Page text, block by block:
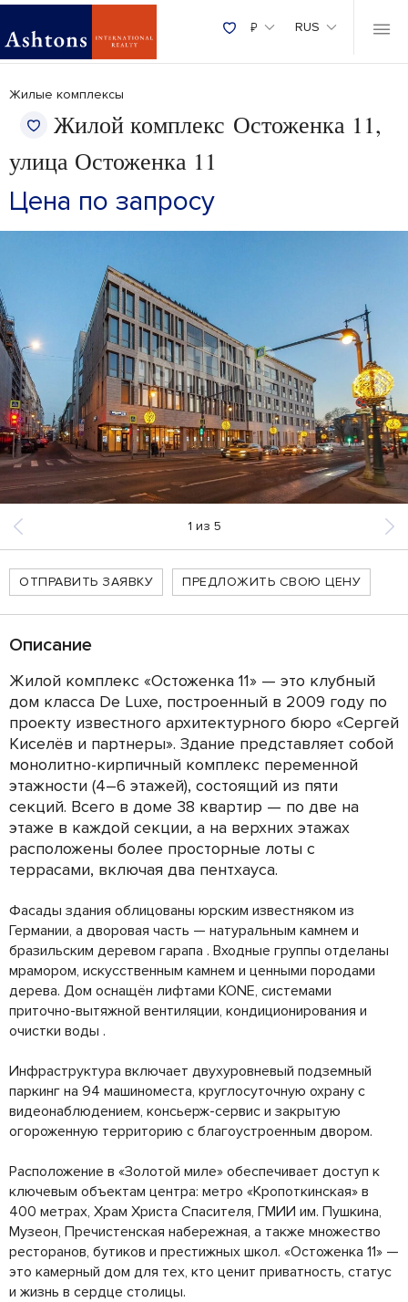
₽ RUS
Жилые комплексы
Жилой комплекс Остоженка 11,
улица Остоженка 11
Цена по запросу
1 из 5
ОТПРАВИТЬ ЗАЯВКУ ПРЕДЛОЖИТЬ СВОЮ ЦЕНУ
Описание
Жилой комплекс «Остоженка 11» — это клубный
дом класса De Luxe, построенный в 2009 году по
проекту известного архитектурного бюро «Сергей
Киселёв и партнеры». Здание представляет собой
монолитно-кирпичный комплекс переменной
этажности (4–6 этажей), состоящий из пяти
секций. Всего в доме 38 квартир — по две на
этаже в каждой секции, а на верхних этажах
расположены более просторные лоты с
террасами, включая два пентхауса.
Фасады здания облицованы юрским известняком из
Германии, а дворовая часть — натуральным камнем и
бразильским деревом гарапа . Входные группы отделаны
мрамором, искусственным камнем и ценными породами
дерева. Дом оснащён лифтами KONE, системами
приточно-вытяжной вентиляции, кондиционирования и
очистки воды .
Инфраструктура включает двухуровневый подземный
паркинг на 94 машиноместа, круглосуточную охрану с
видеонаблюдением, консьерж-сервис и закрытую
огороженную территорию с благоустроенным двором.
Расположение в «Золотой миле» обеспечивает доступ к
ключевым объектам центра: метро «Кропоткинская» в
400 метрах, Храм Христа Спасителя, ГМИИ им. Пушкина,
Музеон, Пречистенская набережная, а также множество
ресторанов, бутиков и престижных школ. «Остоженка 11» —
это камерный дом для тех, кто ценит приватность, статус
и жизнь в сердце столицы.